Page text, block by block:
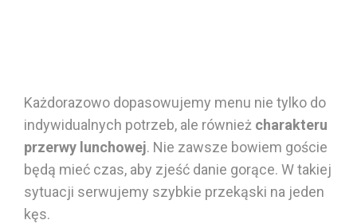
Każdorazowo dopasowujemy menu nie tylko do
indywidualnych potrzeb, ale również charakteru
przerwy lunchowej. Nie zawsze bowiem goście
będą mieć czas, aby zjeść danie gorące. W takiej
sytuacji serwujemy szybkie przekąski na jeden
kęs.